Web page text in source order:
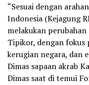
“Sesuai dengan
Indonesia (Kejagung
melakukan
Tipikor, dengan fokus
kerugian negara, dan
Dimas sapaan akrab
Dimas saat di temui